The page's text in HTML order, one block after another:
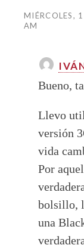
MIÉRCOLES,
AM
Bueno,
Llevo
versión
vida
Por
bolsillo,
una